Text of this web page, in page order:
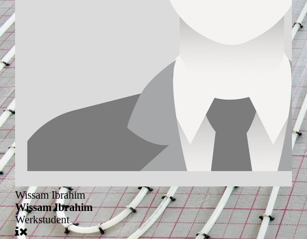
Wissam Ibrahim
Wissam Ibrahim
Werkstudent